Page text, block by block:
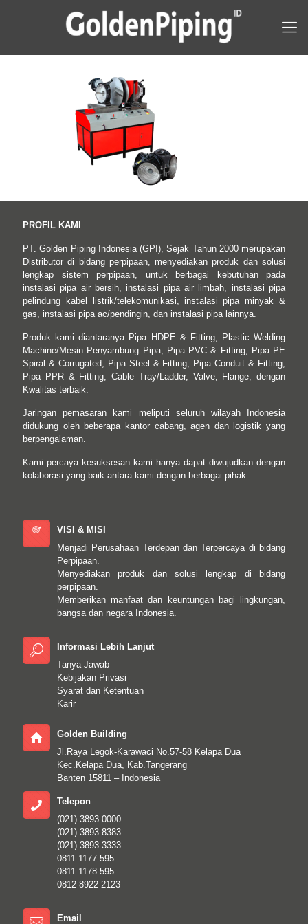
PROFIL KAMI
PT. Golden Piping Indonesia (GPI), Sejak Tahun 2000 merupakan
Distributor di bidang perpipaan, menyediakan produk dan solusi
lengkap sistem perpipaan, untuk berbagai kebutuhan pada
instalasi pipa air bersih, instalasi pipa air limbah, instalasi pipa
pelindung kabel listrik/telekomunikasi, instalasi pipa minyak &
gas, instalasi pipa ac/pendingin, dan instalasi pipa lainnya.
Produk kami diantaranya Pipa HDPE & Fitting, Plastic Welding
Machine/Mesin Penyambung Pipa, Pipa PVC & Fitting, Pipa PE
Spiral & Corrugated, Pipa Steel & Fitting, Pipa Conduit & Fitting,
Pipa PPR & Fitting, Cable Tray/Ladder, Valve, Flange, dengan
Kwalitas terbaik.
Jaringan pemasaran kami meliputi seluruh wilayah Indonesia
didukung oleh beberapa kantor cabang, agen dan logistik yang
berpengalaman.
Kami percaya kesuksesan kami hanya dapat diwujudkan dengan
kolaborasi yang baik antara kami dengan berbagai pihak.
VISI & MISI
Menjadi Perusahaan Terdepan dan Terpercaya di bidang
Perpipaan.
Menyediakan produk dan solusi lengkap di bidang
perpipaan.
Memberikan manfaat dan keuntungan bagi lingkungan,
bangsa dan negara Indonesia.
Informasi Lebih Lanjut
Tanya Jawab
Kebijakan Privasi
Syarat dan Ketentuan
Karir
Golden Building
Jl.Raya Legok-Karawaci No.57-58 Kelapa Dua
Kec.Kelapa Dua, Kab.Tangerang
Banten 15811 – Indonesia
Telepon
(021) 3893 0000
(021) 3893 8383
(021) 3893 3333
0811 1177 595
0811 1178 595
0812 8922 2123
Email